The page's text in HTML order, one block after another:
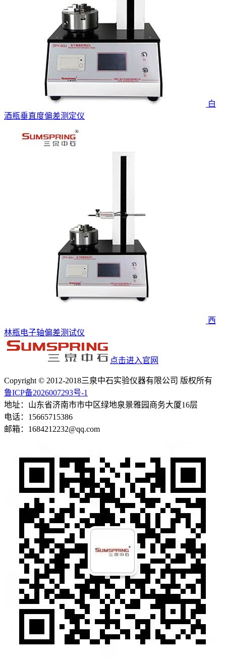
白
酒瓶垂直度偏差测定仪
西
林瓶电子轴偏差测试仪
点击进入官网
Copyright © 2012-2018三泉中石实验仪器有限公司 版权所有
鲁ICP备2026007293号-1
地址：山东省济南市市中区绿地泉景雅园商务大厦16层
电话：15665715386
邮箱：1684212232@qq.com